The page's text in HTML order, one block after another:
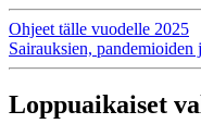
Ohjeet tälle vuodelle 2025
Sairauksien, pandemioiden
Loppuaikaiset